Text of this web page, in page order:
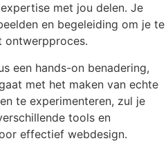
met jou delen. Je
en begeleiding om je te
ontwerpproces.
een hands-on benadering,
met het maken van echte
te experimenteren, zul je
tools en
effectief webdesign.